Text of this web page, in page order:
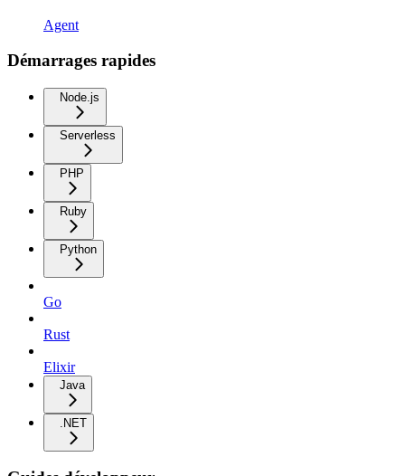
Agent
Démarrages rapides
Node.js
Serverless
PHP
Ruby
Python
Go
Rust
Elixir
Java
.NET